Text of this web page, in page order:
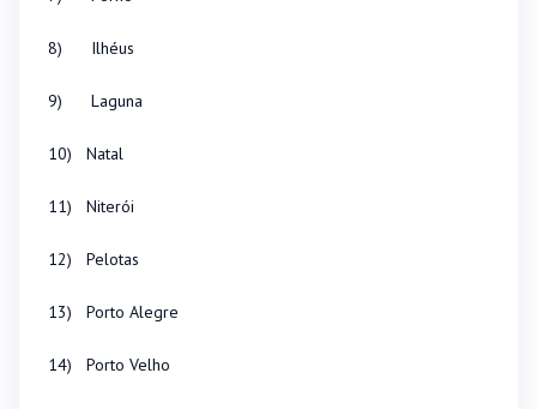
8) Ilhéus
9) Laguna
10) Natal
11) Niterói
12) Pelotas
13) Porto Alegre
14) Porto Velho